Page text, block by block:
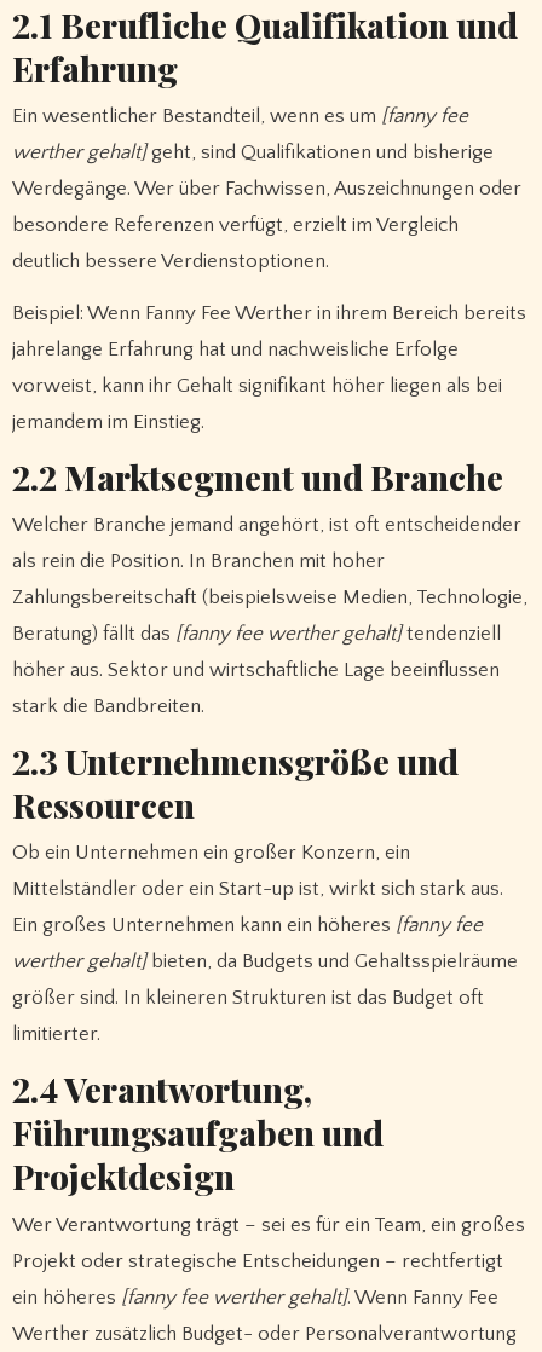
2.1 Berufliche Qualifikation und
Erfahrung
Ein wesentlicher Bestandteil, wenn es um [fanny fee
werther gehalt]geht, sind Qualifikationen und bisherige
Werdegänge. Wer über Fachwissen, Auszeichnungen oder
besondere Referenzen verfügt, erzielt im Vergleich
deutlich bessere Verdienstoptionen.
Beispiel: Wenn Fanny Fee Werther in ihrem Bereich bereits
jahrelange Erfahrung hat und nachweisliche Erfolge
vorweist, kann ihr Gehalt signifikant höher liegen als bei
jemandem im Einstieg.
2.2 Marktsegment und Branche
Welcher Branche jemand angehört, ist oft entscheidender
als rein die Position. In Branchen mit hoher
Zahlungsbereitschaft (beispielsweise Medien, Technologie,
Beratung) fällt das [fanny fee werther gehalt]tendenziell
höher aus. Sektor und wirtschaftliche Lage beeinflussen
stark die Bandbreiten.
2.3 Unternehmensgröße und
Ressourcen
Ob ein Unternehmen ein großer Konzern, ein
Mittelständler oder ein Start-up ist, wirkt sich stark aus.
Ein großes Unternehmen kann ein höheres [fanny fee
werther gehalt]bieten, da Budgets und Gehaltsspielräume
größer sind. In kleineren Strukturen ist das Budget oft
limitierter.
2.4 Verantwortung,
Führungsaufgaben und
Projektdesign
Wer Verantwortung trägt – sei es für ein Team, ein großes
Projekt oder strategische Entscheidungen – rechtfertigt
ein höheres [fanny fee werther gehalt]. Wenn Fanny Fee
Werther zusätzlich Budget- oder Personalverantwortung